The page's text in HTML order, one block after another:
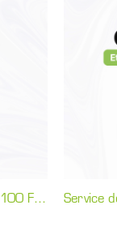
Service de Calibrage pour DA 7100 FR1 | Alcopass